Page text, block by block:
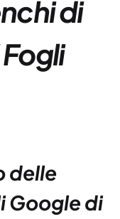
di
delle
Google di